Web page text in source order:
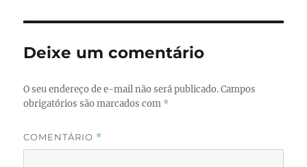
Deixe um comentário
O seu endereço de e-mail não será publicado. Campos
obrigatórios são marcados com *
COMENTÁRIO *